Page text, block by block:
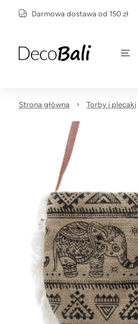
Darmowa dostawa od 150 zł
Strona główna Torby i plecaki